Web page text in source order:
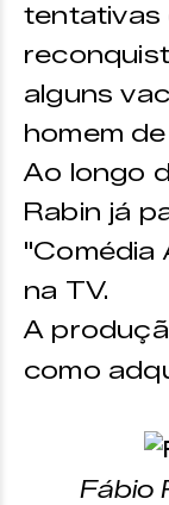
tentativas
alguns
homem
Ao longo
Rabin já
"Comédia
na TV.
A
como
Fábio